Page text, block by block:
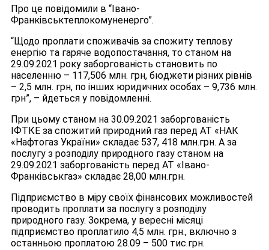
Про це повідомили в “Івано-
Франківськтеплокомуненерго”.
“Щодо проплати споживачів за спожиту теплову
енергію та гаряче водопостачання, то станом на
29.09.2021 року заборгованість становить по
населенню – 117,506 млн. грн, бюджети різних рівнів
– 2,5 млн. грн, по інших юридичних особах – 9,736 млн.
грн”, – йдеться у повідомленні.
При цьому станом на 30.09.2021 заборгованість
ІФТКЕ за спожитий природний газ перед АТ «НАК
«Нафтогаз України» складає 537, 418 млн.грн. А за
послугу з розподілу природного газу станом на
29.09.2021 заборгованість перед АТ «Івано-
Франківськгаз» складає 28,00 млн.грн.
Підприємство в міру своїх фінансових можливостей
проводить проплати за послугу з розподілу
природного газу. Зокрема, у вересні місяці
підприємство проплатило 4,5 млн. грн., включно з
останньою проплатою 28.09 – 500 тис.грн.